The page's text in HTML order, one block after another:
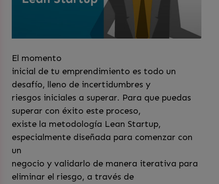
El momento
inicial de tu emprendimiento es todo un
desafío, lleno de incertidumbres y
riesgos iniciales a superar. Para que puedas
superar con éxito este proceso,
existe la metodología Lean Startup,
especialmente diseñada para comenzar con
un
negocio y validarlo de manera iterativa para
eliminar el riesgo, a través de